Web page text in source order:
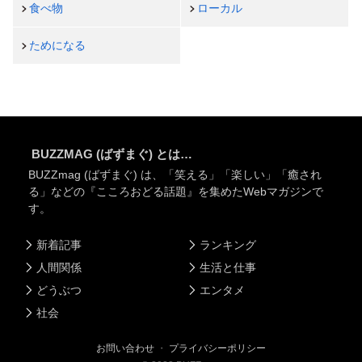
食べ物 ローカル
ためになる
BUZZMAG (ばずまぐ) とは…
BUZZmag (ばずまぐ) は、「笑える」「楽しい」「癒され
る」などの『こころおどる話題』を集めたWebマガジンで
す。
新着記事
人間関係
どうぶつ
社会
ランキング
生活と仕事
エンタメ
お問い合わせ ・ プライバシーポリシー